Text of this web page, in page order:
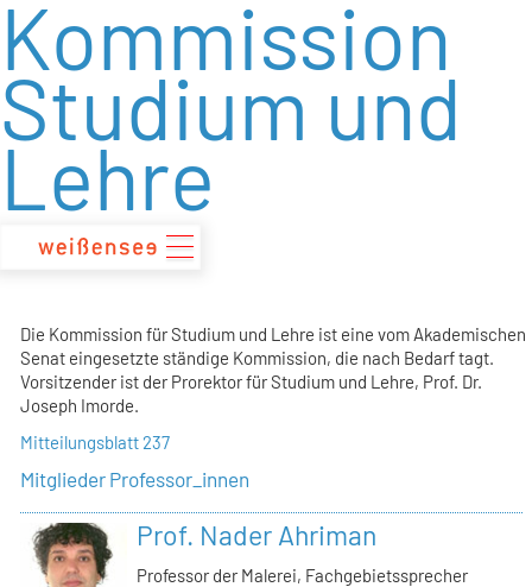
zum
Inhalt
Kommission
Studium und
Lehre
Die Kommission für Studium und Lehre ist eine vom Akademischen
Senat eingesetzte ständige Kommission, die nach Bedarf tagt.
Vorsitzender ist der Prorektor für Studium und Lehre, Prof. Dr.
Joseph Imorde.
Mitteilungsblatt 237
Mitglieder Professor_innen
Prof. Nader Ahriman
Professor der Malerei, Fachgebietssprecher